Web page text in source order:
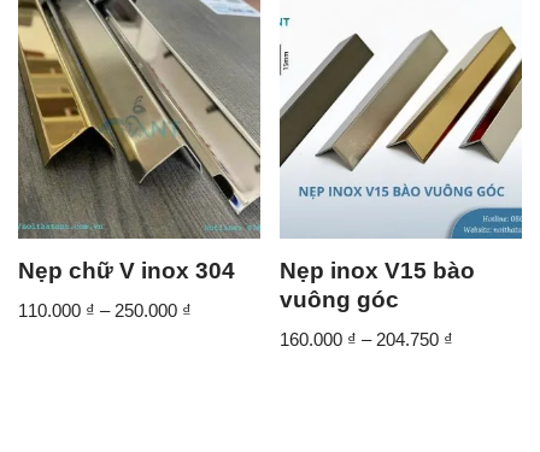
Nẹp chữ V inox 304
110.000 ₫ – 250.000 ₫
Nẹp inox V15 bào
vuông góc
160.000 ₫ – 204.750 ₫